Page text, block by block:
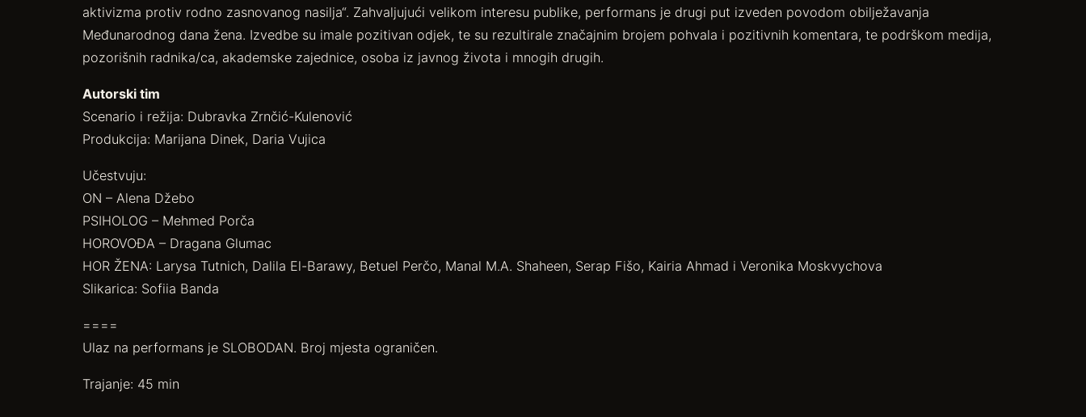
aktivizma protiv rodno zasnovanog nasilja“. Zahvaljujući velikom interesu publike, performans je drugi put izveden povodom obilježavanja
Međunarodnog dana žena. Izvedbe su imale pozitivan odjek, te su rezultirale značajnim brojem pohvala i pozitivnih komentara, te podrškom medija,
pozorišnih radnika/ca, akademske zajednice, osoba iz javnog života i mnogih drugih.
Autorski tim
Scenario i režija: Dubravka Zrnčić-Kulenović
Produkcija: Marijana Dinek, Daria Vujica
Učestvuju:
ON – Alena Džebo
PSIHOLOG – Mehmed Porča
HOROVOĐA – Dragana Glumac
HOR ŽENA: Larysa Tutnich, Dalila El-Barawy, Betuel Perčo, Manal M.A. Shaheen, Serap Fišo, Kairia Ahmad i Veronika Moskvychova
Slikarica: Sofiia Banda
====
Ulaz na performans je SLOBODAN. Broj mjesta ograničen.
Trajanje: 45 min